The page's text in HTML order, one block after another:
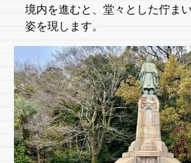
境内を進むと、堂々とした佇ま
姿を現します。